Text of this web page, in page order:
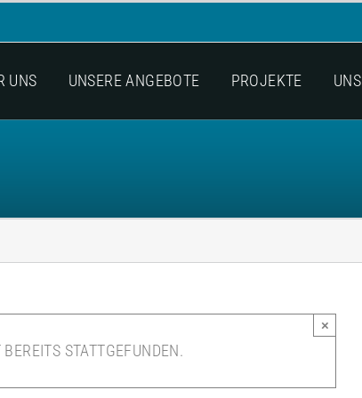
UNS UNSERE ANGEBOTE PROJEKTE
STATTGEFUNDEN.
×